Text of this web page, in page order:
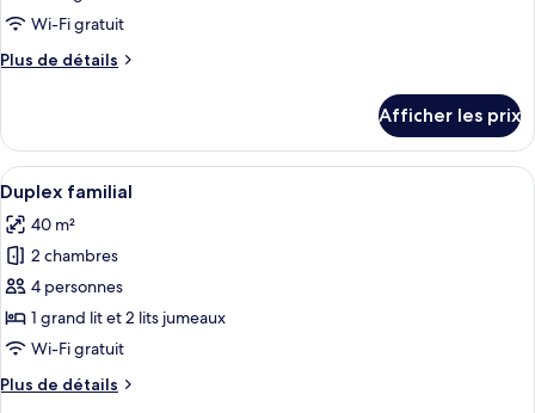
de
chambre :
Chambre
balcon
(Juliet,
Double
or
Twin)
Wi-Fi gratuit
Plus de détails
Plus
Chambre
Junior
double,
balcon
(Juliet,
Double
or
Twin)
Afficher les prix
Afficher
toutes
les
photos
pour
ce
type
chambre :
Une chambre d’hôtel avec deux lits,
5
Duplex familial
40 m²
2 chambres
4 personnes
1 grand lit et 2 lits jumeaux
Wi-Fi gratuit
Plus de détails
Plus